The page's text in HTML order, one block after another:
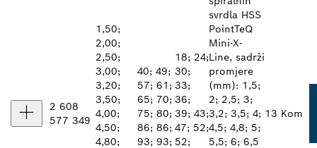
2 608
577 349
1,50;
2,00;
2,50;
3,00;
3,20;
3,50;
4,00;
4,50;
4,80;
40; 49;
57; 61;
65; 70;
75; 80;
86; 86;
93; 93;
18; 24;
30;
33;
36;
39; 43;
47; 52;
52;
svrdla HSS
PointTeQ
Mini-X-
Line, sadrži
promjere
(mm): 1,5;
2; 2,5; 3;
3,2; 3,5; 4;
4,5; 4,8; 5;
5,5; 6; 6,5
13 Kom